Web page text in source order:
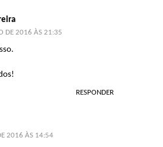
DE 2016 ÀS 21:35
RESPONDER
2016 ÀS 14:54